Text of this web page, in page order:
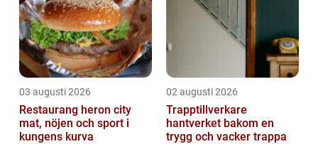
03 augusti 2026
Restaurang heron city
mat, nöjen och sport i
kungens kurva
02 augusti 2026
Trapptillverkare
hantverket bakom en
trygg och vacker trappa